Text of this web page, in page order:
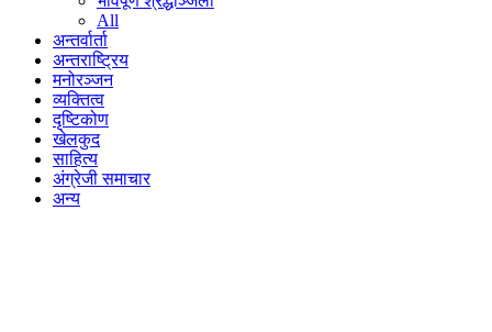
All
अन्तर्वार्ता
अन्तराष्ट्रिय
मनोरञ्जन
व्यक्तित्व
दृष्टिकोण
खेलकुद
साहित्य
अंग्रेजी समाचार
अन्य